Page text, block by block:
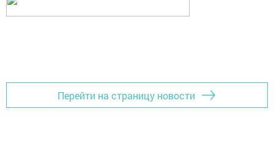
Перейти на страницу новости